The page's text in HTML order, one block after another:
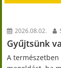
2026.08.02.
Gyűjtsünk
A